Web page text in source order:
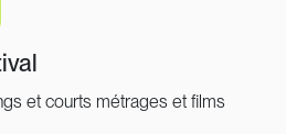
et courts métrages et films